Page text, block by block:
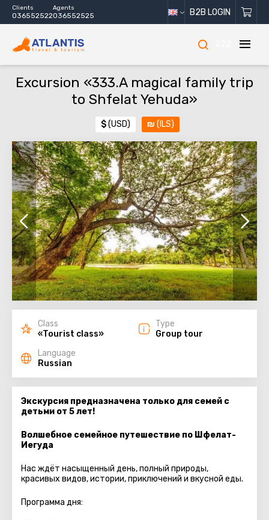
Clients
036552522
Agents
036552525 B2B LOGIN
Excursion «333.A magical family trip
to Shfelat Yehuda»
$(USD) ₪ (ILS)
Class
«Tourist class»
Type
Group tour
Language
Russian
Экскурсия предназначена только для семей с
детьми от 5 лет!
Волшебное семейное путешествие по Шфелат-
Иегуда
Нас ждёт насыщенный день, полный природы,
красивых видов, истории, приключений и вкусной еды.
Программа дня: